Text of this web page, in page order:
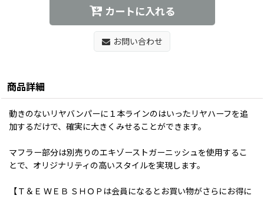
カートに入れる
お問い合わせ
商品詳細
動きのないリヤバンパーに１本ラインのはいったリヤハーフを追
加するだけで、確実に大きくみせることができます。
マフラー部分は別売りのエキゾーストガーニッシュを使用するこ
とで、オリジナリティの高いスタイルを実現します。
【Ｔ＆Ｅ ＷＥＢ ＳＨＯＰは会員になるとお買い物がさらにお得に